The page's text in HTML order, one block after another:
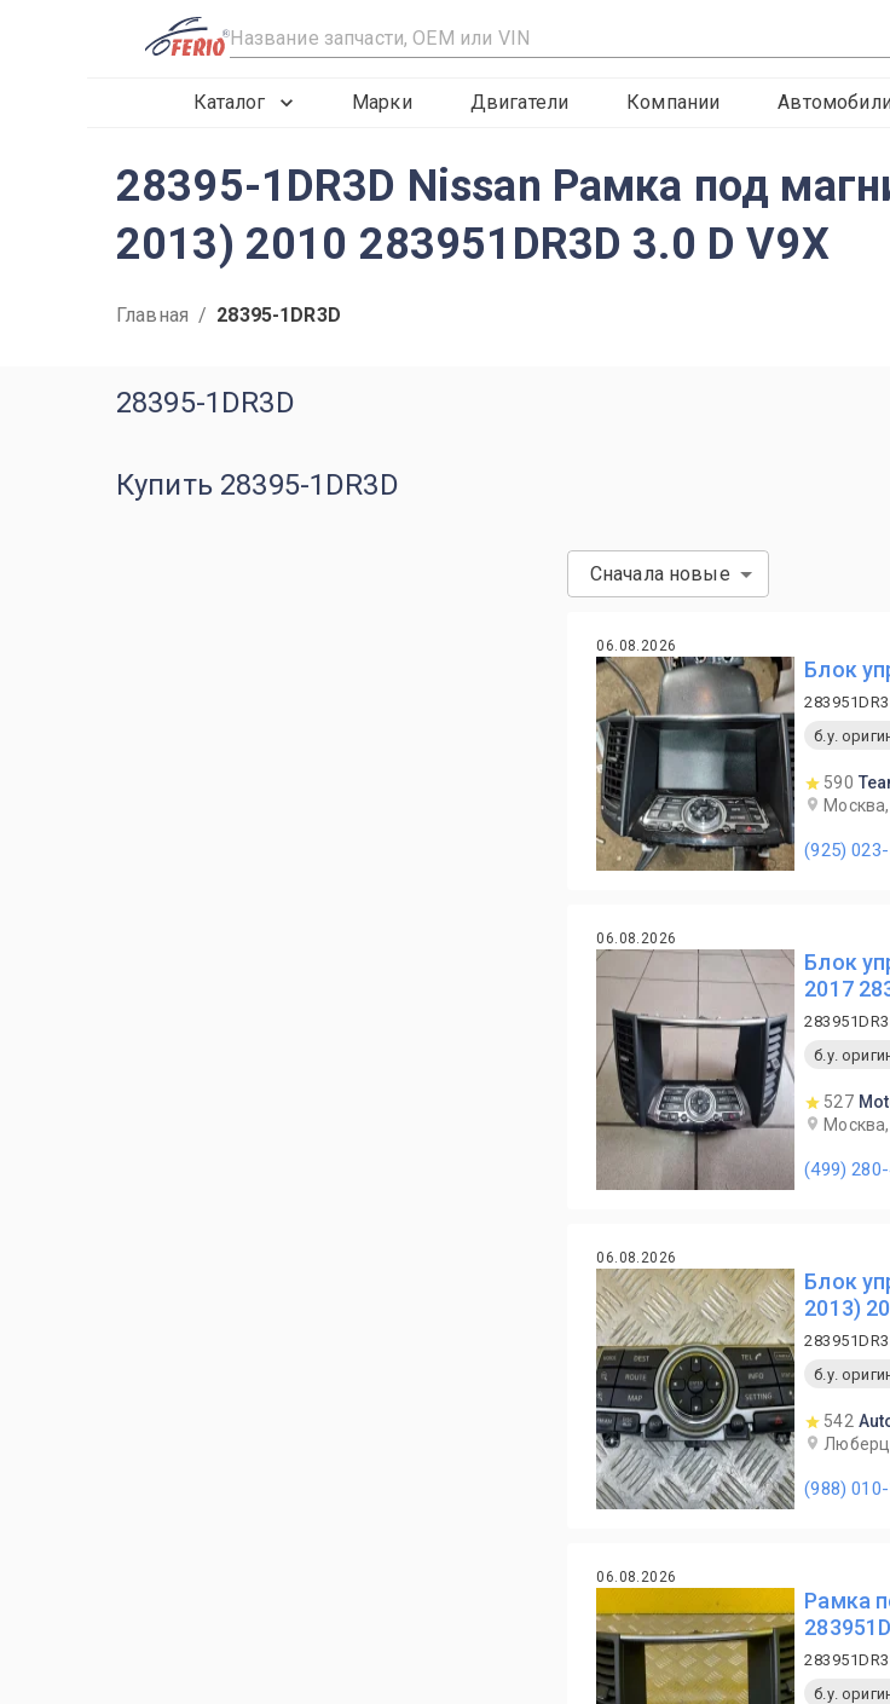
R
Каталог Марки Двигатели Компании
28395-1DR3D Nissan Рамка под
2013) 2010 283951DR3D 3.0 D V9X
Главная / 28395-1DR3D
28395-1DR3D
Купить 28395-1DR3D
Сначала новые
06.08.2026
Блок
б.у.
590
(925)
06.08.2026
Блок
2017
б.у.
527
(499)
06.08.2026
Блок
2013)
б.у.
542
(988)
06.08.2026
Рамка
б.у.